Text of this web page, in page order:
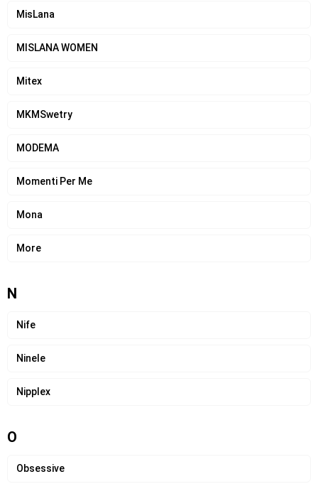
MisLana
MISLANA WOMEN
Mitex
MKMSwetry
MODEMA
Momenti Per Me
Mona
More
N
Nife
Ninele
Nipplex
O
Obsessive